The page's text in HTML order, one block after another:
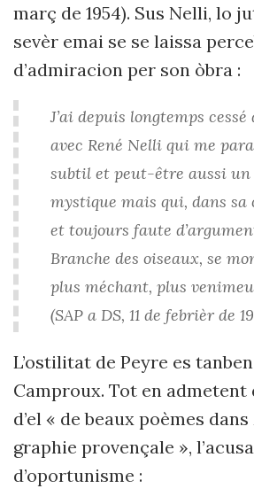
març de 1954). Sus Nelli, lo
sevèr emai se se laissa
d’admiracion per son òbra :
J’ai depuis longtemps
avec René Nelli qui me
subtil et peut-être aussi un
mystique mais qui, dans sa
et toujours faute
Branche des oiseaux, se
plus méchant, plus
(SAP a DS, 11 de febrièr de
L’ostilitat de Peyre es
Camproux. Tot en
d’el « de beaux poèmes dans
graphie provençale », l’acusa
d’oportunisme :